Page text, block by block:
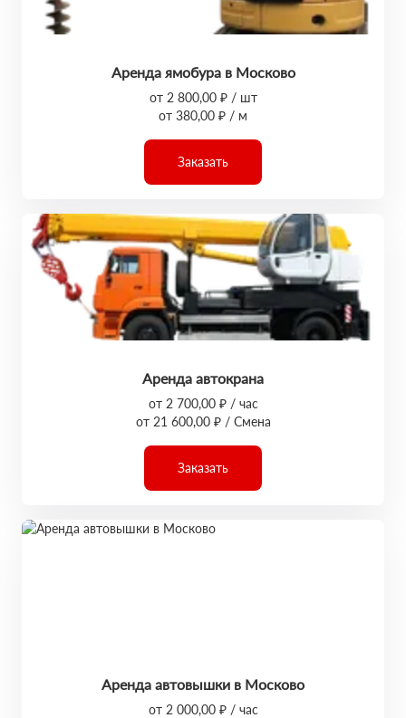
Аренда ямобура в Москово
от 2 800,00 ₽ / шт
от 380,00 ₽ / м
Заказать
Аренда автокрана
от 2 700,00 ₽ / час
от 21 600,00 ₽ / Смена
Заказать
Аренда автовышки в Москово
от 2 000,00 ₽ / час